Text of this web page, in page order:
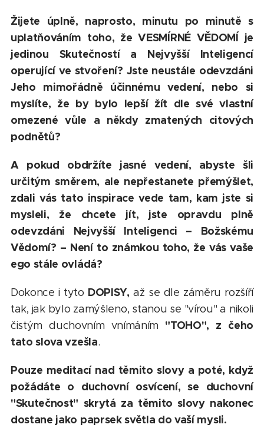
Žijete úplně, naprosto, minutu po minutě s
uplatňováním toho, že VESMÍRNÉ VĚDOMÍ je
jedinou Skutečností a Nejvyšší Inteligencí
operující ve stvoření? Jste neustále odevzdáni
Jeho mimořádně účinnému vedení, nebo si
myslíte, že by bylo lepší žít dle své vlastní
omezené vůle a někdy zmatených citových
podnětů?
A pokud obdržíte jasné vedení, abyste šli
určitým směrem, ale nepřestanete přemýšlet,
zdali vás tato inspirace vede tam, kam jste si
mysleli, že chcete jít, jste opravdu plně
odevzdáni Nejvyšší Inteligenci – Božskému
Vědomí? – Není to známkou toho, že vás vaše
ego stále ovládá?
Dokonce i tyto DOPISY,až se dle záměru rozšíří
tak, jak bylo zamýšleno, stanou se "vírou" a nikoli
čistým duchovním vnímáním "TOHO", z čeho
tato slova vzešla.
Pouze meditací nad těmito slovy a poté, když
požádáte o duchovní osvícení, se duchovní
"Skutečnost" skrytá za těmito slovy nakonec
dostane jako paprsek světla do vaší mysli.